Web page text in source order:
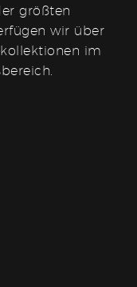
größten
wir über
im